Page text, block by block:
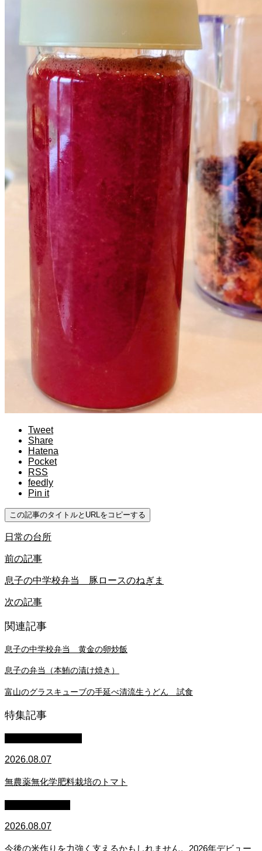
Tweet
Share
Hatena
Pocket
RSS
feedly
Pin it
この記事のタイトルとURLをコピーする
日常の台所
前の記事
息子の中学校弁当 豚ロースのねぎま
次の記事
関連記事
息子の中学校弁当 黄金の卵炒飯
息子の弁当（本鮪の漬け焼き）
富山のグラスキューブの手延べ清流生うどん 試食
特集記事
2026.08.07
無農薬無化学肥料栽培のトマト
2026.08.07
今後の米作りを力強く支えるかもしれません。2026年デビュー